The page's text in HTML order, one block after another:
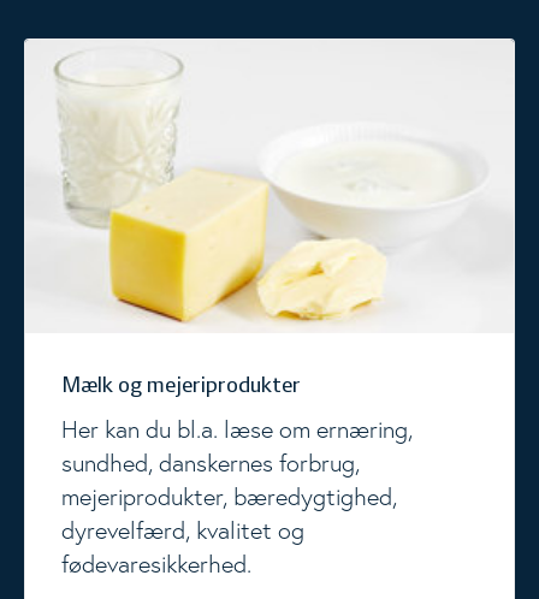
Mælk og mejeriprodukter
Her kan du bl.a. læse om ernæring,
sundhed, danskernes forbrug,
mejeriprodukter, bæredygtighed,
dyrevelfærd, kvalitet og
fødevaresikkerhed.
Mælk og mejeriprodukter